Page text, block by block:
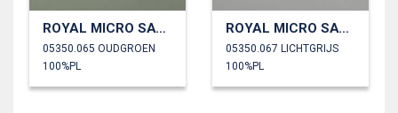
ROYAL MICRO SATIJN
05350.065 OUDGROEN
100%PL
ROYAL MICRO SATIJN
05350.067 LICHTGRIJS
100%PL